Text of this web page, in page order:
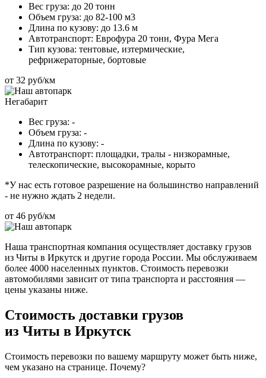
Вес груза: до 20 тонн
Объем груза: до 82-100 м3
Длина по кузову: до 13.6 м
Автотранспорт: Еврофура 20 тонн, Фура Мега
Тип кузова: тентовые, изтермические,
рефрижераторные, бортовые
от 32 руб/км
Негабарит
Вес груза: -
Объем груза: -
Длина по кузову: -
Автотранспорт: площадки, тралы - низкорамные,
телескопические, высокорамные, корыто
*У нас есть готовое разрешение на большинство направлений
- не нужно ждать 2 недели.
от 46 руб/км
Наша транспортная компания осуществляет доставку грузов
из Читы в Иркутск и другие города России. Мы обслуживаем
более 4000 населенных пунктов. Стоимость перевозки
автомобилями зависит от типа транспорта и расстояния —
цены указаны ниже.
Стоимость доставки грузов
из Читы в Иркутск
Стоимость перевозки по вашему маршруту может быть ниже,
чем указано на странице. Почему?